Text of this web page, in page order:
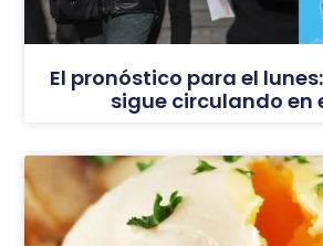
El pronóstico para el
sigue circulando en